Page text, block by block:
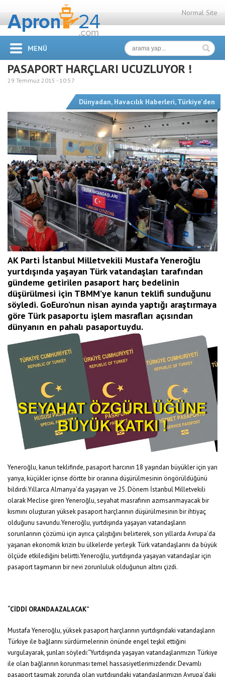
Normal Site
MENÜ
PASAPORT HARÇLARI UCUZLUYOR !
29 Temmuz 2015 - 10:57
Dünyadan, Havacılık Haberleri,Türkiye'den
AK Parti İstanbul Milletvekili Mustafa Yeneroğlu
yurtdışında yaşayan Türk vatandaşları tarafından
gündeme getirilen pasaport harç bedelinin
düşürülmesi için TBMM’ye kanun teklifi sunduğunu
söyledi. GoEuro’nun nisan ayında yaptığı araştırmaya
göre Türk pasaportu işlem masrafları açısından
dünyanın en pahalı pasaportuydu.
Yeneroğlu, kanun teklifinde, pasaport harcının 18 yaşından büyükler için yarı
yarıya, küçükler içinse dörtte bir oranına düşürülmesinin öngörüldüğünü
bildirdi.Yıllarca Almanya’da yaşayan ve 25. Dönem İstanbul Milletvekili
olarak Meclise giren Yeneroğlu, seyahat masrafının azımsanmayacak bir
kısmını oluşturan yüksek pasaport harçlarının düşürülmesinin bir ihtiyaç
olduğunu savundu.Yeneroğlu, yurtdışında yaşayan vatandaşların
sorunlarının çözümü için ayrıca çalıştığını belirterek, son yıllarda Avrupa’da
yaşanan ekonomik krizin bu ülkelerde yerleşik Türk vatandaşlarını da büyük
ölçüde etkilediğini belirtti.Yeneroğlu, yurtdışında yaşayan vatandaşlar için
pasaport taşımanın bir nevi zorunluluk olduğunun altını çizdi.
“CİDDİ ORANDA AZALACAK”
Mustafa Yeneroğlu, yüksek pasaport harçlarının yurtdışındaki vatandaşların
Türkiye ile bağlarını sürdürmelerinin önünde engel teşkil ettiğini
vurgulayarak, şunları söyledi:“Yurtdışında yaşayan vatandaşlarımızın Türkiye
ile olan bağlarının korunması temel hassasiyetlerimizdendir. Devamlı
pasaport taşımak zorunda olan yurtdışındaki vatandaşlarımızın Avrupa’daki